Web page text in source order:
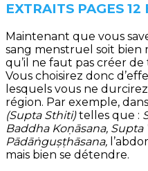
EXTRAITS PAGES 12
Maintenant que vous
sang menstruel soit bien
qu’il ne faut pas créer de
Vous choisirez donc
lesquels vous ne
région. Par exemple,
(Supta Sthiti)telles que :
Baddha Koṇāsana, Supta
Pādāṅguṣṭhāsana,
mais bien se détendre.